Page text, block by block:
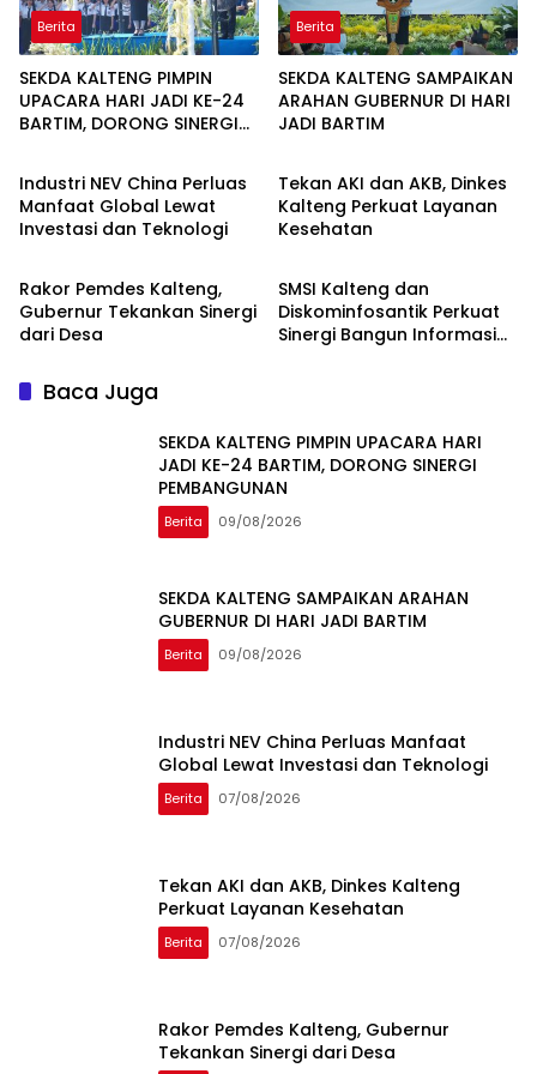
Berita
SEKDA KALTENG PIMPIN
UPACARA HARI JADI KE-24
BARTIM, DORONG SINERGI
Berita
SEKDA KALTENG SAMPAIKAN
ARAHAN GUBERNUR DI HARI
JADI BARTIM
Berita
Industri NEV China Perluas
Manfaat Global Lewat
Investasi dan Teknologi
Berita
Tekan AKI dan AKB, Dinkes
Kalteng Perkuat Layanan
Kesehatan
Berita
Rakor Pemdes Kalteng,
Gubernur Tekankan Sinergi
dari Desa
Berita
SMSI Kalteng dan
Diskominfosantik Perkuat
Sinergi Bangun Informasi
Baca Juga
SEKDA KALTENG PIMPIN UPACARA HARI
JADI KE-24 BARTIM, DORONG SINERGI
PEMBANGUNAN
Berita 09/08/2026
SEKDA KALTENG SAMPAIKAN ARAHAN
GUBERNUR DI HARI JADI BARTIM
Berita 09/08/2026
Industri NEV China Perluas Manfaat
Global Lewat Investasi dan Teknologi
Berita 07/08/2026
Tekan AKI dan AKB, Dinkes Kalteng
Perkuat Layanan Kesehatan
Berita 07/08/2026
Rakor Pemdes Kalteng, Gubernur
Tekankan Sinergi dari Desa